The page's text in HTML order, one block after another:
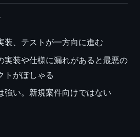
装、テストが一方向に進む
実装や仕様に漏れがあると最悪の
トがぽしゃる
強い。新規案件向けではない